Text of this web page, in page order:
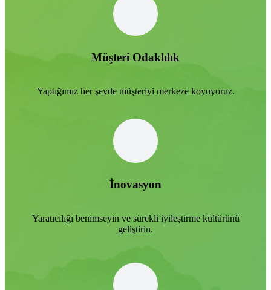
Müşteri Odaklılık
Yaptığımız her şeyde müşteriyi merkeze koyuyoruz.
İnovasyon
Yaratıcılığı benimseyin ve sürekli iyileştirme kültürünü
geliştirin.